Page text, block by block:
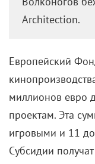
Architection.
Европейский
миллионов евро
проектам. Эта
игровыми и 11
Субсидии